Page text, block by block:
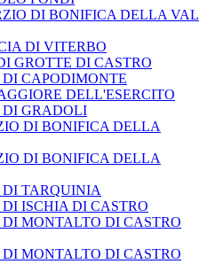
DI BONIFICA DELLA VAL
DI VITERBO
GROTTE DI CASTRO
DI CAPODIMONTE
DELL'ESERCITO
DI GRADOLI
DI BONIFICA DELLA
DI BONIFICA DELLA
DI TARQUINIA
DI ISCHIA DI CASTRO
DI MONTALTO DI CASTRO
DI MONTALTO DI CASTRO